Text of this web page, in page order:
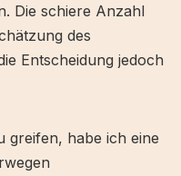
Die schiere Anzahl
des
Entscheidung jedoch
greifen, habe ich eine